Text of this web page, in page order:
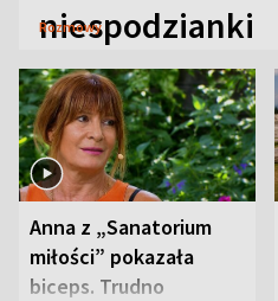
niespodzianki
Rozmowy
Anna z „Sanatorium
miłości” pokazała
biceps. Trudno